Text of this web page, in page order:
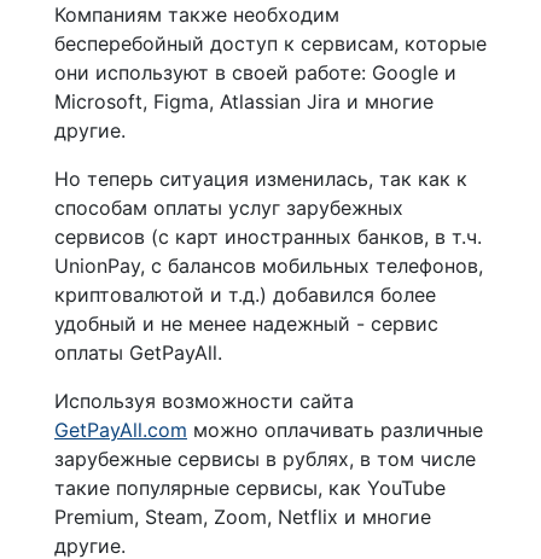
Компаниям также необходим
бесперебойный доступ к сервисам, которые
они используют в своей работе: Google и
Microsoft, Figma, Atlassian Jira и многие
другие.
Но теперь ситуация изменилась, так как к
способам оплаты услуг зарубежных
сервисов (с карт иностранных банков, в т.ч.
UnionPay, с балансов мобильных телефонов,
криптовалютой и т.д.) добавился более
удобный и не менее надежный - сервис
оплаты GetPayAll.
Используя возможности сайта
GetPayAll.com можно оплачивать различные
зарубежные сервисы в рублях, в том числе
такие популярные сервисы, как YouTube
Premium, Steam, Zoom, Netflix и многие
другие.